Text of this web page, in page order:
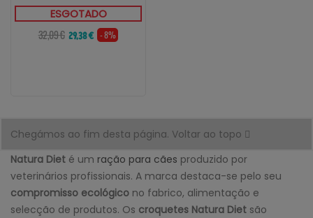
ESGOTADO
32,09 € 29,38 € - 8%
Chegámos ao fim desta página. Voltar ao topo
Natura Diet é um ração para cães produzido por
veterinários profissionais. A marca destaca-se pelo seu
compromisso ecológico no fabrico, alimentação e
selecção de produtos. Os croquetes Natura Diet são